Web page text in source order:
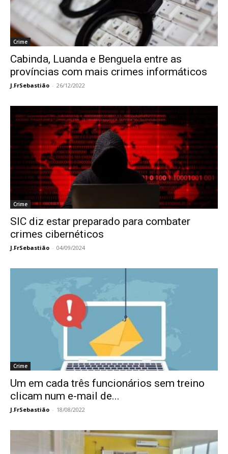
Crime
Cabinda, Luanda e Benguela entre as
províncias com mais crimes informáticos
J.FrSebastião - 26/12/2022
Crime
SIC diz estar preparado para combater
crimes cibernéticos
J.FrSebastião - 04/09/2024
Crime
Um em cada três funcionários sem treino
clicam num e-mail de...
J.FrSebastião - 18/08/2022